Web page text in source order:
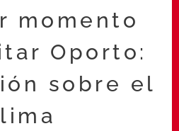
momento
Oporto:
sobre el